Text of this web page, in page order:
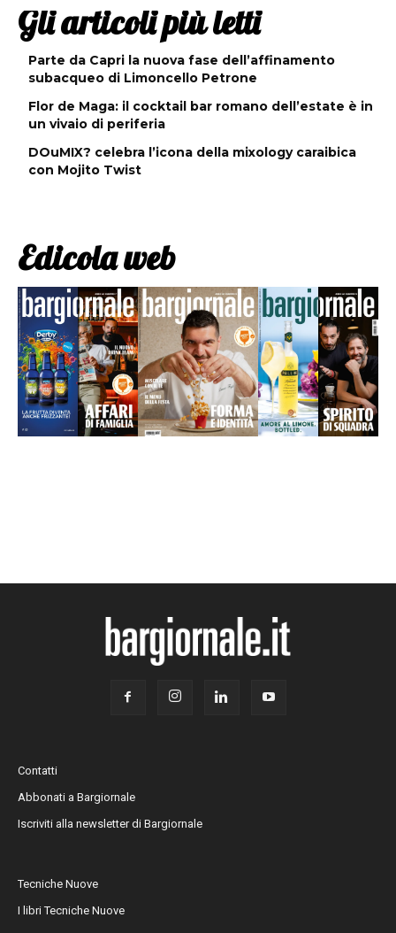
Gli articoli più letti
Parte da Capri la nuova fase dell’affinamento
subacqueo di Limoncello Petrone
Flor de Maga: il cocktail bar romano dell’estate è in
un vivaio di periferia
DOuMIX? celebra l’icona della mixology caraibica
con Mojito Twist
Edicola web
Contatti
Abbonati a Bargiornale
Iscriviti alla newsletter di Bargiornale
Tecniche Nuove
I libri Tecniche Nuove